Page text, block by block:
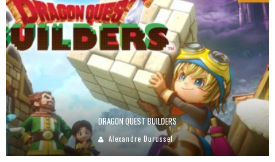
DRAGON QUEST BUILDERS
Alexandre Durussel